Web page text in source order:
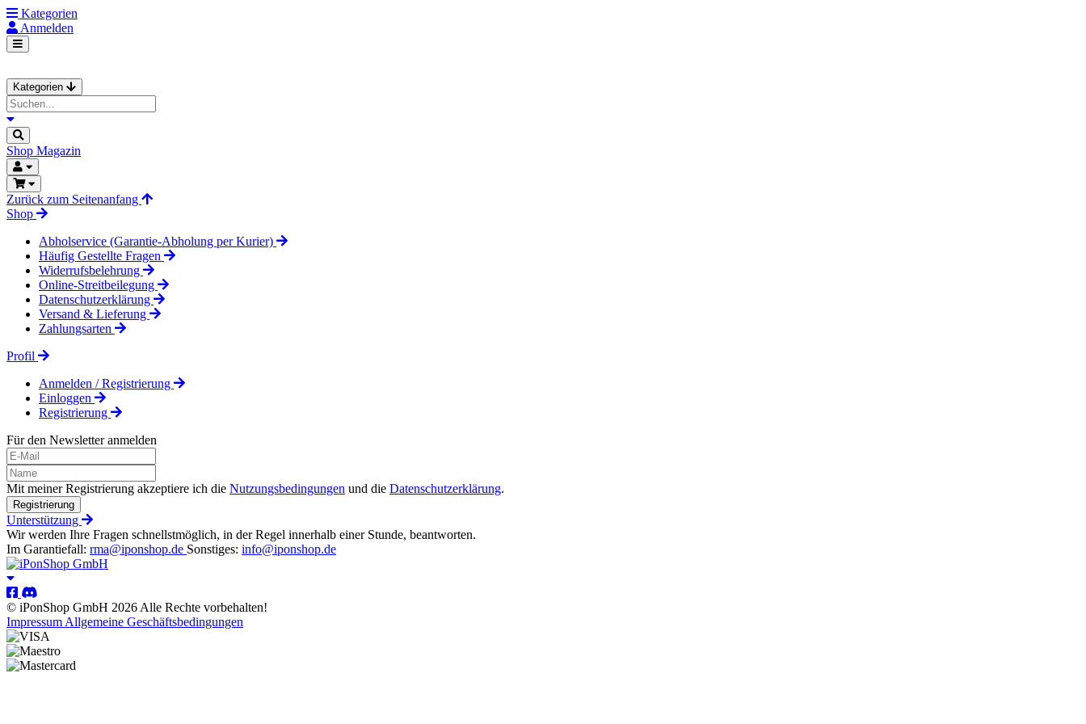
Kategorien
Anmelden
Kategorien
Shop Magazin
Zurück zum Seitenanfang
Shop
Abholservice (Garantie-Abholung per Kurier)
Häufig Gestellte Fragen
Widerrufsbelehrung
Online-Streitbeilegung
Datenschutzerklärung
Versand & Lieferung
Zahlungsarten
Profil
Anmelden / Registrierung
Einloggen
Registrierung
Für den Newsletter anmelden
Mit meiner Registrierung akzeptiere ich die Nutzungsbedingungen und die Datenschutzerklärung.
Registrierung
Unterstützung
Wir werden Ihre Fragen schnellstmöglich, in der Regel innerhalb einer Stunde, beantworten.
Im Garantiefall: rma@iponshop.de Sonstiges: info@iponshop.de
© iPonShop GmbH 2026 Alle Rechte vorbehalten!
Impressum Allgemeine Geschäftsbedingungen